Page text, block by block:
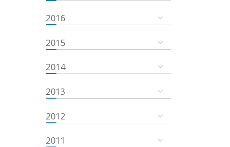
2016
2015
2014
2013
2012
2011